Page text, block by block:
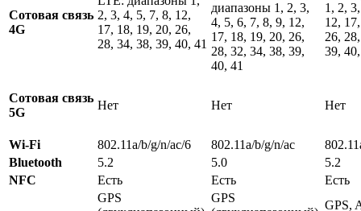
Сотовая связь
4G
2, 3, 4, 5, 7, 8, 12,
17, 18, 19, 20, 26,
28, 34, 38, 39, 40, 41
диапазоны 1, 2, 3,
4, 5, 6, 7, 8, 9, 12,
17, 18, 19, 20, 26,
28, 32, 34, 38, 39,
40, 41
1, 2,
12,
26,
39,
Сотовая связь
5G
Нет Нет Нет
Wi-Fi 802.11a/b/g/n/ac/6 802.11a/b/g/n/ac
Bluetooth
5.2 5.0
5.2
NFC
Есть Есть Есть
GPS
GPS
GPS,